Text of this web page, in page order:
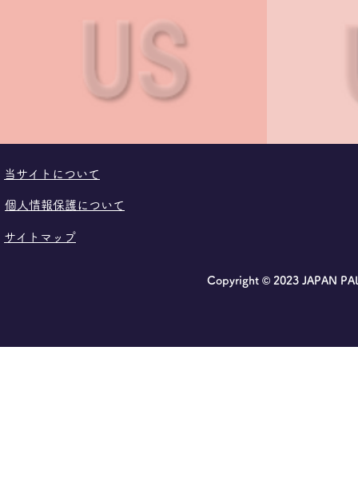
​当サイトについて
個人情報保護について
サイトマップ
Copyright © 2023 JAPAN